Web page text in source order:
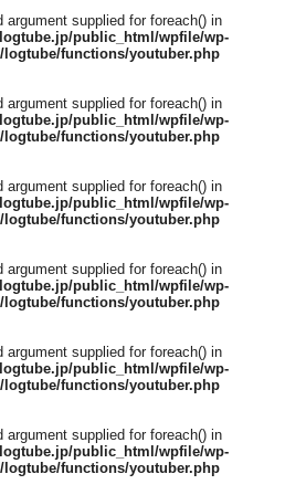
argument supplied for foreach() in
public_html/wpfile/wp-
logtube/functions/youtuber.php
argument supplied for foreach() in
public_html/wpfile/wp-
logtube/functions/youtuber.php
argument supplied for foreach() in
public_html/wpfile/wp-
logtube/functions/youtuber.php
argument supplied for foreach() in
public_html/wpfile/wp-
logtube/functions/youtuber.php
argument supplied for foreach() in
public_html/wpfile/wp-
logtube/functions/youtuber.php
argument supplied for foreach() in
public_html/wpfile/wp-
logtube/functions/youtuber.php